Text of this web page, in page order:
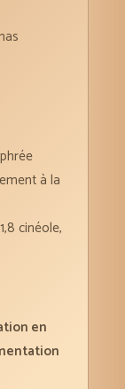
à la
cinéole,
en